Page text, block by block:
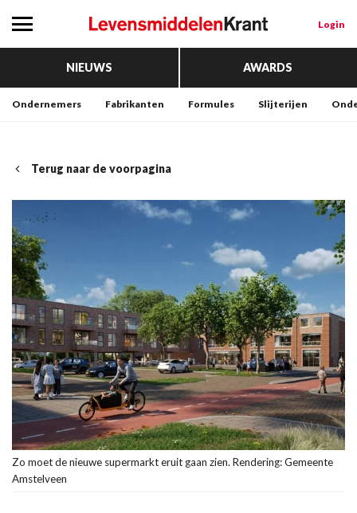
Login
NIEUWS AWARDS
Ondernemers Fabrikanten Formules Slijterijen
Terug naar de voorpagina
Zo moet de nieuwe supermarkt eruit gaan zien. Rendering: Gemeente
Amstelveen